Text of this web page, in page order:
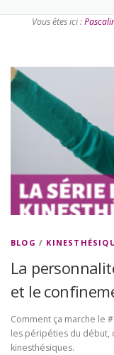
Vous êtes ici :
BLOG /
La
et le
Comment ça marche le
les péripéties du début,
kinesthésiques.